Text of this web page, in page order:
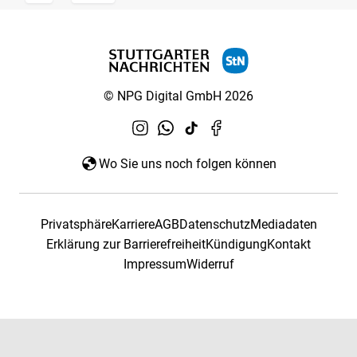
© NPG Digital GmbH 2026
Wo Sie uns noch folgen können
PrivatsphäreKarriereAGBDatenschutzMediadaten
Erklärung zur BarrierefreiheitKündigungKontakt
ImpressumWiderruf